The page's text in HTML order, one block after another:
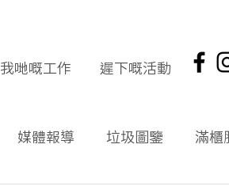
我哋嘅工作 遲下嘅活動
媒體報導 垃圾圖鑒 滿櫃